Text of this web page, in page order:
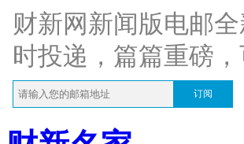
财新网新闻版电邮
时投递，篇篇重磅
订阅